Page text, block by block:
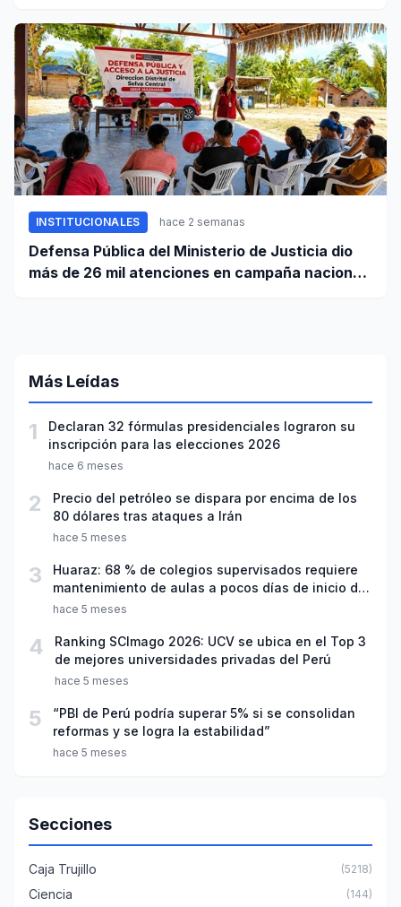
INSTITUCIONALES hace 2 semanas
Defensa Pública del Ministerio de Justicia dio
más de 26 mil atenciones en campaña nacional
Más Leídas
1
Declaran 32 fórmulas presidenciales lograron su
inscripción para las elecciones 2026
hace 6 meses
2
Precio del petróleo se dispara por encima de los
80 dólares tras ataques a Irán
hace 5 meses
3
Huaraz: 68 % de colegios supervisados requiere
mantenimiento de aulas a pocos días de inicio del
año escolar 2026
hace 5 meses
4
Ranking SCImago 2026: UCV se ubica en el Top 3
de mejores universidades privadas del Perú
hace 5 meses
5
“PBI de Perú podría superar 5% si se consolidan
reformas y se logra la estabilidad”
hace 5 meses
Secciones
Caja Trujillo (5218)
Ciencia (144)